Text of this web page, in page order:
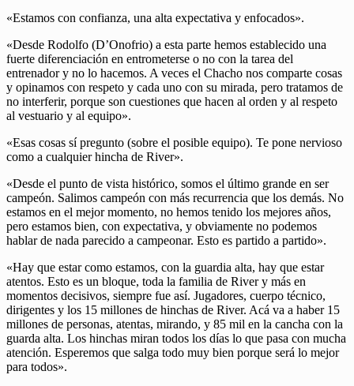
«Estamos con confianza, una alta expectativa y enfocados».
«Desde Rodolfo (D’Onofrio) a esta parte hemos establecido una
fuerte diferenciación en entrometerse o no con la tarea del
entrenador y no lo hacemos. A veces el Chacho nos comparte cosas
y opinamos con respeto y cada uno con su mirada, pero tratamos de
no interferir, porque son cuestiones que hacen al orden y al respeto
al vestuario y al equipo».
«Esas cosas sí pregunto (sobre el posible equipo). Te pone nervioso
como a cualquier hincha de River».
«Desde el punto de vista histórico, somos el último grande en ser
campeón. Salimos campeón con más recurrencia que los demás. No
estamos en el mejor momento, no hemos tenido los mejores años,
pero estamos bien, con expectativa, y obviamente no podemos
hablar de nada parecido a campeonar. Esto es partido a partido».
«Hay que estar como estamos, con la guardia alta, hay que estar
atentos. Esto es un bloque, toda la familia de River y más en
momentos decisivos, siempre fue así. Jugadores, cuerpo técnico,
dirigentes y los 15 millones de hinchas de River. Acá va a haber 15
millones de personas, atentas, mirando, y 85 mil en la cancha con la
guarda alta. Los hinchas miran todos los días lo que pasa con mucha
atención. Esperemos que salga todo muy bien porque será lo mejor
para todos».